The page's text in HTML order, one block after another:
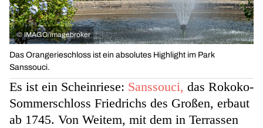
© IMAGO/imagebroker
Das Orangerieschloss ist ein absolutes Highlight im Park
Sanssouci.
Es ist ein Scheinriese: Sanssouci, das Rokoko-
Sommerschloss Friedrichs des Großen, erbaut
ab 1745. Von Weitem, mit dem in Terrassen